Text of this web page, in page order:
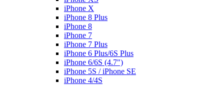
iPhone X
iPhone 8 Plus
iPhone 8
iPhone 7
iPhone 7 Plus
iPhone 6 Plus/6S Plus
iPhone 6/6S (4.7")
iPhone 5S / iPhone SE
iPhone 4/4S